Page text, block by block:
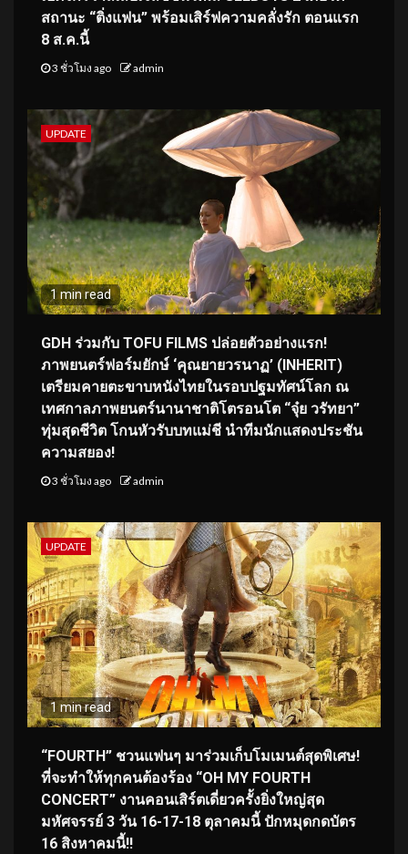
สถานะ “ติ่งแฟน” พร้อมเสิร์ฟความคลั่งรัก ตอนแรก
8 ส.ค.นี้
3 ชั่วโมง ago admin
UPDATE
1 min read
GDH ร่วมกับ TOFU FILMS ปล่อยตัวอย่างแรก!
ภาพยนตร์ฟอร์มยักษ์ ‘คุณยายวรนาฏ’ (INHERIT)
เตรียมคายตะขาบหนังไทยในรอบปฐมทัศน์โลก ณ
เทศกาลภาพยนตร์นานาชาติโตรอนโต “จุ๋ย วรัทยา”
ทุ่มสุดชีวิต โกนหัวรับบทแม่ชี นำทีมนักแสดงประชัน
ความสยอง!
3 ชั่วโมง ago admin
UPDATE
1 min read
“FOURTH” ชวนแฟนๆ มาร่วมเก็บโมเมนต์สุดพิเศษ!
ที่จะทำให้ทุกคนต้องร้อง “OH MY FOURTH
CONCERT” งานคอนเสิร์ตเดี่ยวครั้งยิ่งใหญ่สุด
มหัศจรรย์ 3 วัน 16-17-18 ตุลาคมนี้ ปักหมุดกดบัตร
16 สิงหาคมนี้!!